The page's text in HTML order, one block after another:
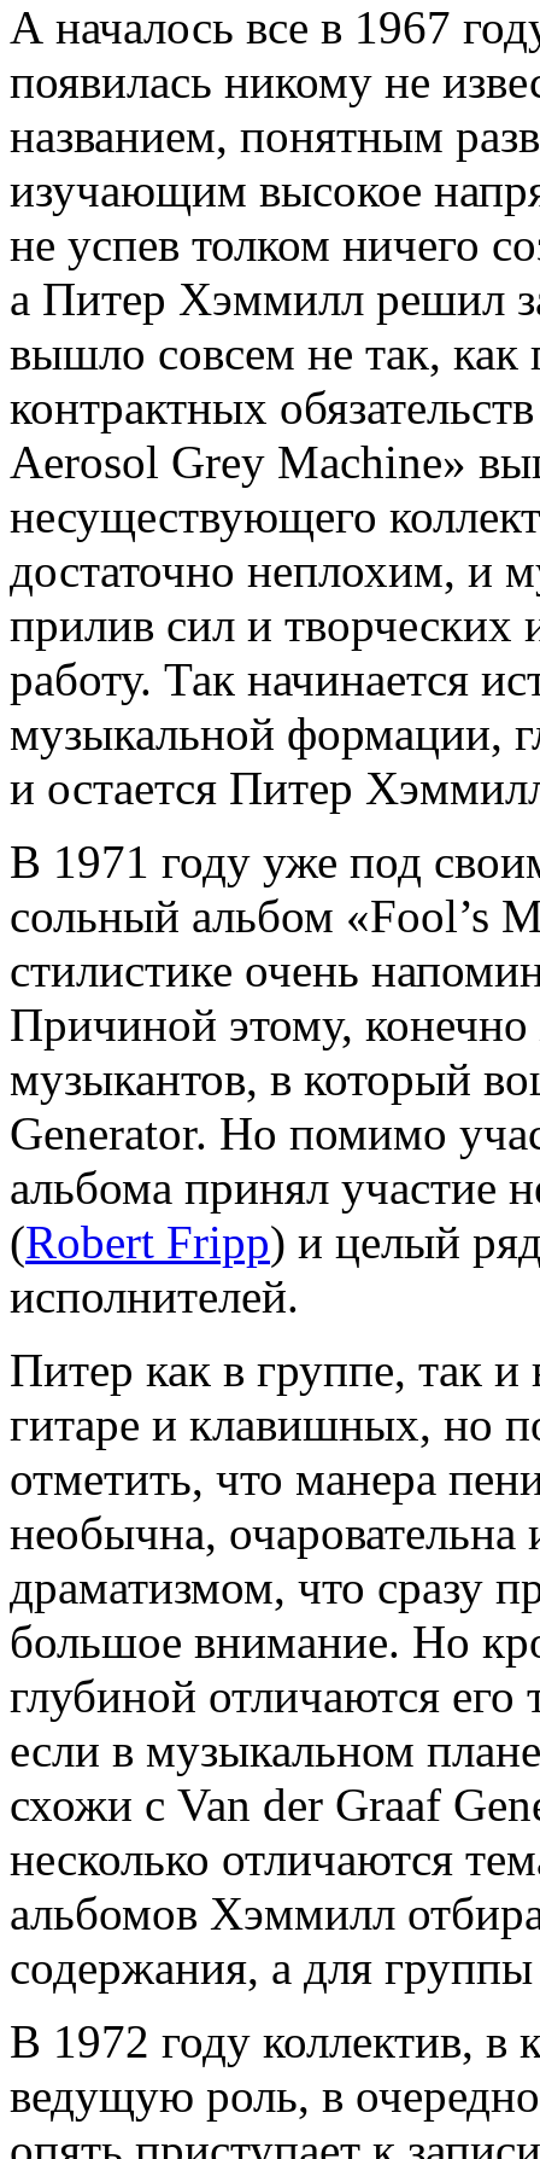
А началось все в 1967
появилась никому не
названием, понятным
изучающим высокое
не успев толком ничего
а Питер Хэммилл решил
вышло совсем не так, как
контрактных
Aerosol Grey Machine»
несуществующего
достаточно неплохим, и
прилив сил и
работу. Так начинается
музыкальной формации,
и остается Питер
В 1971 году уже под
сольный альбом «Fool’s
стилистике очень
Причиной этому,
музыкантов, в который
Generator. Но помимо
альбома принял участие
(Robert Fripp) и целый
исполнителей.
Питер как в группе, так и
гитаре и клавишных, но
отметить, что манера
необычна, очаровательна
драматизмом, что сразу
большое внимание. Но
глубиной отличаются
если в музыкальном
схожи с Van der Graaf
несколько отличаются
альбомов Хэммилл
содержания, а для группы
В 1972 году коллектив, в
ведущую роль, в